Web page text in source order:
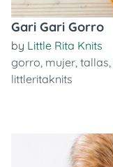
Gari Gari Gorro
by Little Rita Knits
gorro, mujer, tallas,
littleritaknits